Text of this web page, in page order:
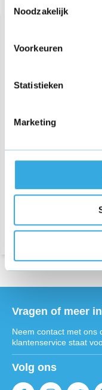
Noodzakelijk
Voorkeuren
Statistieken
Marketing
Vragen of meer
Neem contact met ons
klantenservice staat
Volg ons